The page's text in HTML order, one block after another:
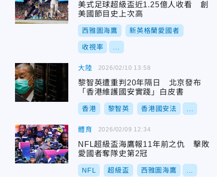
美式足球超級盃近1.25億人收看 創
美國節目史上次高
西雅圖海鷹 新英格蘭愛國者
收視率
大陸
黎智英遭重判20年隔日 北京發布
「香港維護國安實踐」白皮書
香港 黎智英 香港國安法
2026/02/10 13:58
體育
NFL超級盃海鷹報11年前之仇 擊敗
愛國者奪隊史第2冠
NFL 超級盃 西雅圖海鷹
2026/02/09 12:34